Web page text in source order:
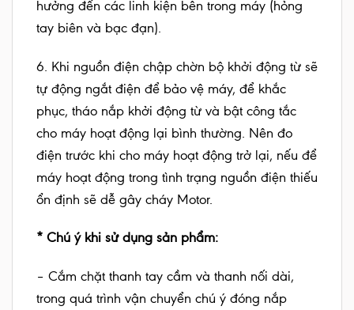
hưởng đến các linh kiện bên trong máy (hỏng
tay biên và bạc đạn).
6. Khi nguồn điện chập chờn bộ khởi động từ sẽ
tự động ngắt điện để bảo vệ máy, để khắc
phục, tháo nắp khởi động từ và bật công tắc
cho máy hoạt động lại bình thường. Nên đo
điện trước khi cho máy hoạt động trở lại, nếu để
máy hoạt động trong tình trạng nguồn điện thiếu
ổn định sẽ dễ gây cháy Motor.
* Chú ý khi sử dụng sản phẩm:
– Cắm chặt thanh tay cầm và thanh nối dài,
trong quá trình vận chuyển chú ý đóng nắp